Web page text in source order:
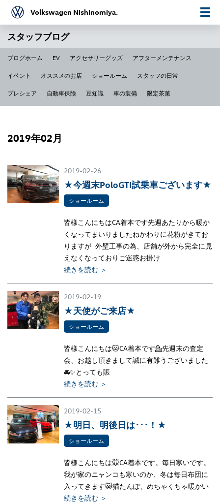
Volkswagen Nishinomiya.
スタッフブログ
ブログホーム EV アクセサリーグッズ アフターメンテナンス
イベント オススメのお店 ショールーム スタッフの日常
プレシェア 自動車保険 豆知識 車の装備 限定茶菓
2019年02月
2019-02-26
★今週末PoloGTI試乗車ございます★
ショールーム
皆様こんにちはCA着本です先週あたりから暖か
くなってまいりましたねかわりに花粉がきてお
りますが 外壁工事の為、店舗が外から完全に見
えなくなっておりご迷惑お掛け
続きを読む ＞
2019-02-19
★天使がご来店★
ショールーム
皆様こんにちは🐱CA着本です💁先週末の査定
会、お越し頂きまして誠に有難うございました
🚘✨とっても賑
続きを読む ＞
2019-02-15
★明日、明後日は･･･！★
ショールーム
皆様こんにちは🐭CA着本です。毎日寒いです。
我が家のニャンコも寒いのか、冬は毎日布団に
入ってきます🐱猫たんぽ、めちゃくちゃ暖かい
続きを読む ＞